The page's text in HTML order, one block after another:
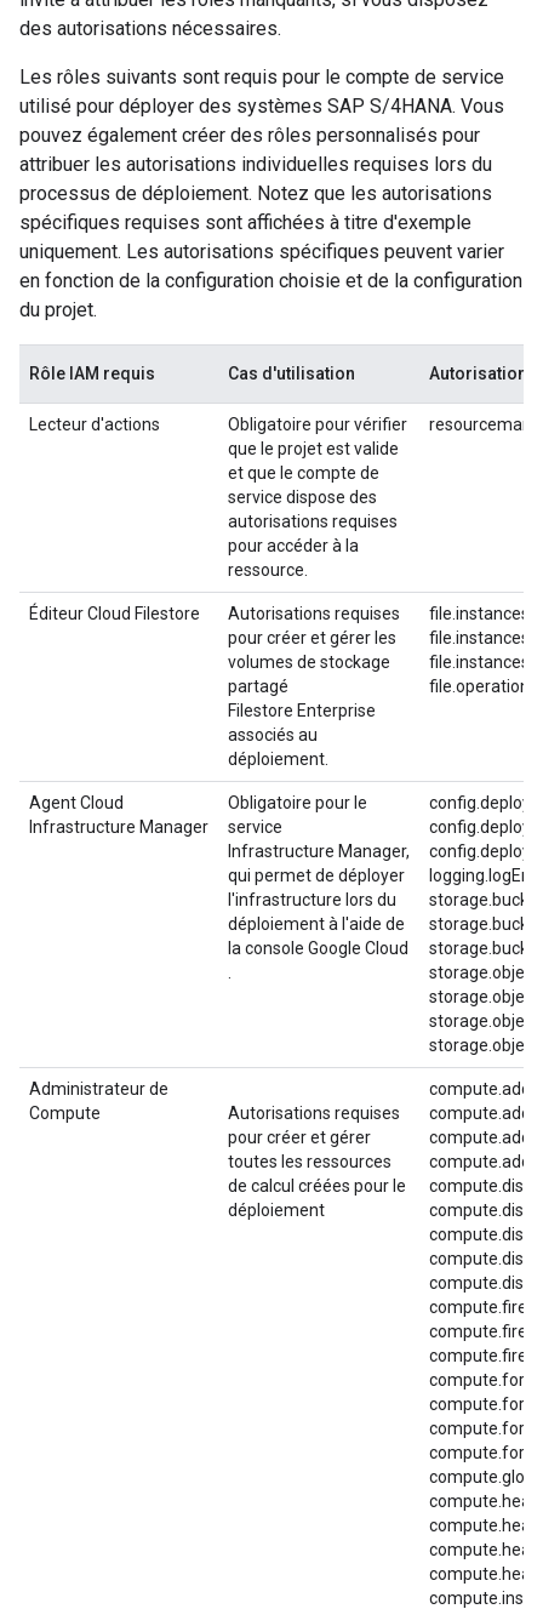
des autorisations nécessaires.
Les rôles suivants sont requis pour le compte de service
utilisé pour déployer des systèmes SAP S/4HANA. Vous
pouvez également créer des rôles personnalisés pour
attribuer les autorisations individuelles requises lors du
processus de déploiement. Notez que les autorisations
spécifiques requises sont affichées à titre d'exemple
uniquement. Les autorisations spécifiques peuvent varier
en fonction de la configuration choisie et de la configuration
du projet.
Rôle IAM requis Cas d'utilisation Autorisations
Lecteur d'actions
Obligatoire pour vérifier
que le projet est valide
et que le compte de
service dispose des
autorisations requises
pour accéder à la
ressource.
Éditeur Cloud Filestore
Autorisations requises
pour créer et gérer les
volumes de stockage
partagé
Filestore Enterprise
associés au
déploiement.
Agent Cloud
Infrastructure Manager
Obligatoire pour le
service
Infrastructure Manager,
qui permet de déployer
l'infrastructure lors du
déploiement à l'aide de
la console Google Cloud
Administrateur de
Compute
Autorisations requises
pour créer et gérer
toutes les ressources
de calcul créées pour le
déploiement